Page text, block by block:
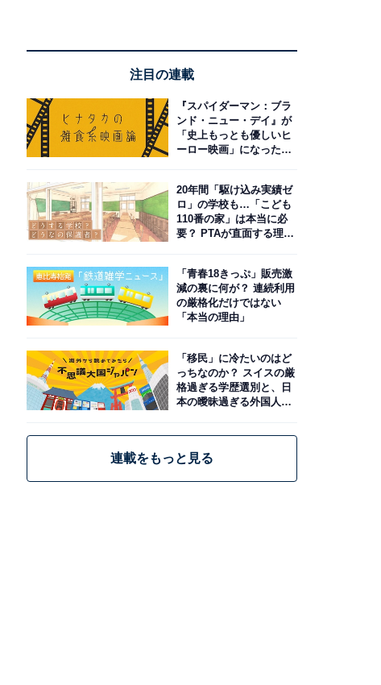
注目の連載
『スパイダーマン：ブラ
ンド・ニュー・デイ』が
「史上もっとも優しいヒ
ーロー映画」になった理
20年間「駆け込み実績ゼ
ロ」の学校も…「こども
110番の家」は本当に必
要？ PTAが直面する理想
「青春18きっぷ」販売激
減の裏に何が？ 連続利用
の厳格化だけではない
「本当の理由」
「移民」に冷たいのはど
っちなのか？ スイスの厳
格過ぎる学歴選別と、日
本の曖昧過ぎる外国人政
連載をもっと見る